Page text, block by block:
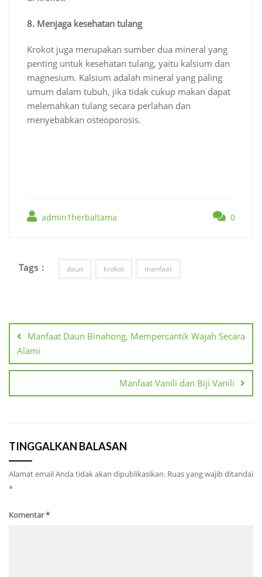
8. Menjaga kesehatan tulang
Krokot juga merupakan sumber dua mineral yang
penting untuk kesehatan tulang, yaitu kalsium dan
magnesium. Kalsium adalah mineral yang paling
umum dalam tubuh, jika tidak cukup makan dapat
melemahkan tulang secara perlahan dan
menyebabkan osteoporosis.
admin1herbaltama 0
Tags : daun krokot manfaat
posManfaat Daun Binahong, Mempercantik Wajah Secara
Alami
Manfaat Vanili dan Biji Vanili
TINGGALKAN BALASAN
Alamat email Anda tidak akan dipublikasikan. Ruas yang wajib ditandai
*
Komentar*